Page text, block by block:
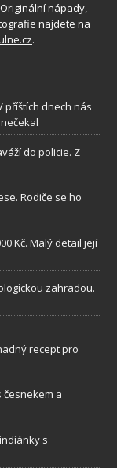
nápady,
najdete na
.
příštích dnech nás
do policie. Z
Rodiče se ho
Kč. Malý detail její
zahradou.
recept pro
česnekem a
s